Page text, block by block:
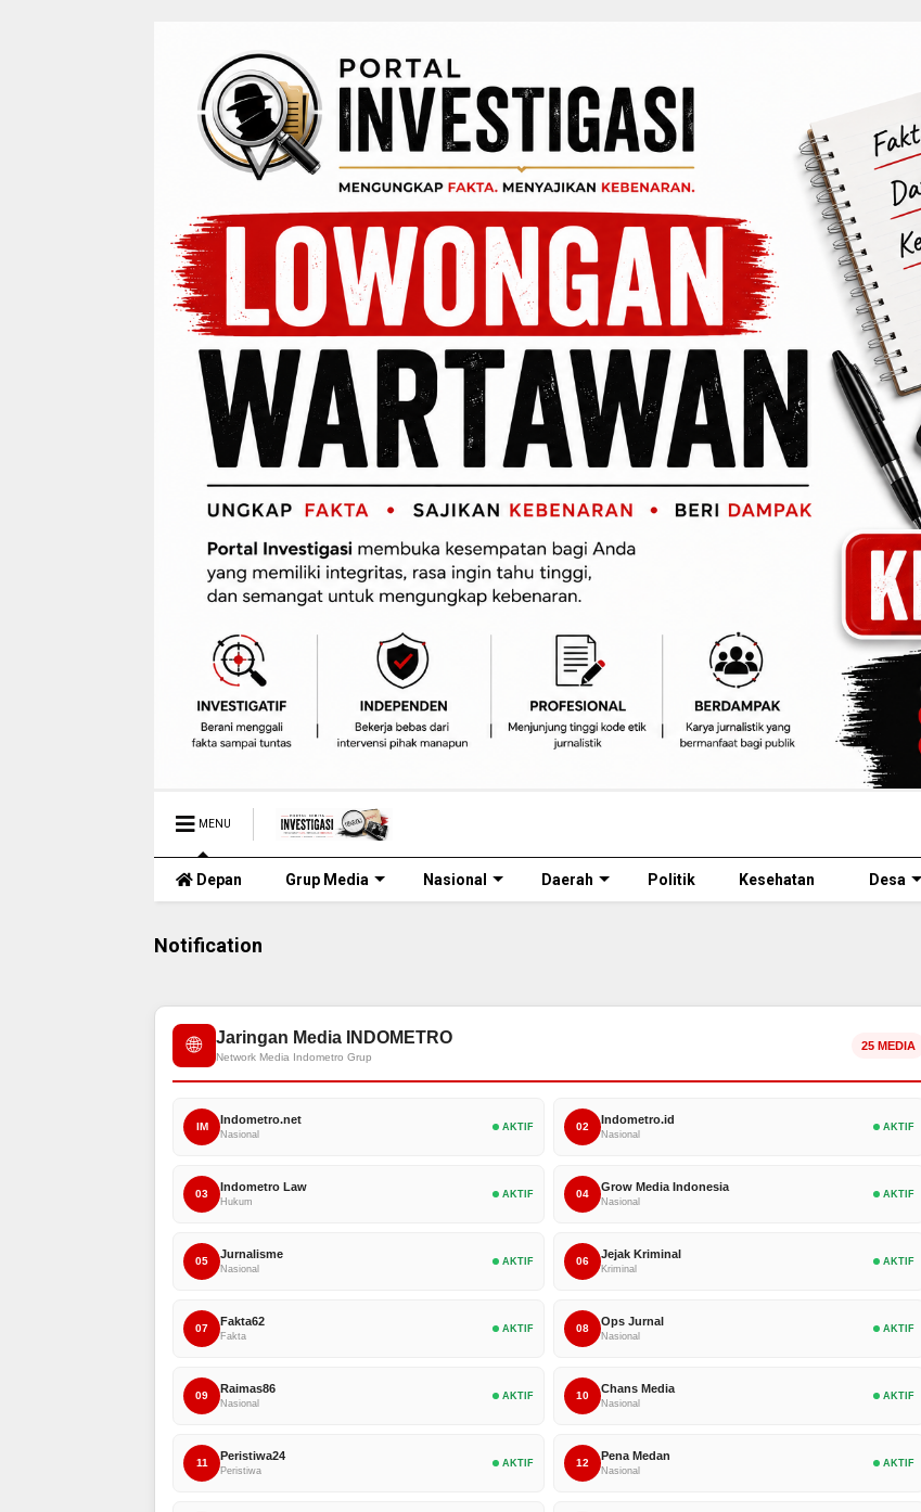
MENU
Depan Grup Media Nasional Daerah Politik Kesehatan Desa
Notification
🌐 Jaringan Media INDOMETRO
Network Media Indometro Grup
25 MEDIA
IM
Indometro.net
Nasional
AKTIF 02
Indometro.id
Nasional
AKTIF
03
Indometro Law
Hukum
AKTIF 04
Grow Media Indonesia
Nasional
AKTIF
05
Jurnalisme
Nasional
AKTIF 06
Jejak Kriminal
Kriminal
AKTIF
07
Fakta62
Fakta
AKTIF 08
Ops Jurnal
Nasional
AKTIF
09
Raimas86
Nasional
AKTIF 10
Chans Media
Nasional
AKTIF
11
Peristiwa24
Peristiwa
AKTIF 12
Pena Medan
Nasional
AKTIF